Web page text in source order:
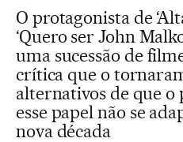
O protagonista de
‘Quero ser John
uma sucessão de
crítica que o
alternativos de que o
esse papel não se
nova década